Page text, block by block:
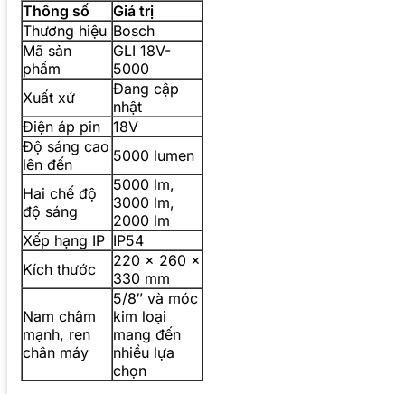
Thông số
Giá trị
Thương hiệu Bosch
Mã sản
phẩm
GLI 18V-
5000
Xuất xứ
Đang cập
nhật
Điện áp pin
18V
Độ sáng cao
lên đến
5000 lumen
Hai chế độ
độ sáng
5000 lm,
3000 lm,
2000 lm
Xếp hạng IP IP54
Kích thước
220 x 260 x
330 mm
Nam châm
mạnh, ren
chân máy
5/8″ và móc
kim loại
mang đến
nhiều lựa
chọn